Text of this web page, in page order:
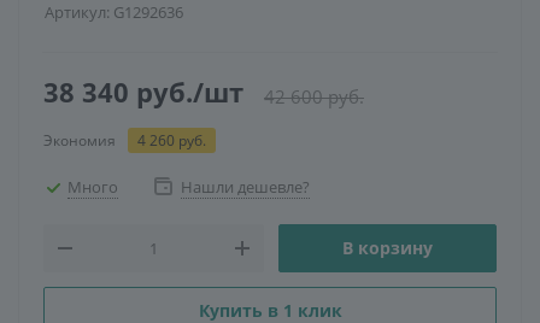
Артикул: G1292636
38 340 руб./шт 42 600руб.
Экономия 4 260 руб.
Много Нашли дешевле?
В корзину
Купить в 1 клик